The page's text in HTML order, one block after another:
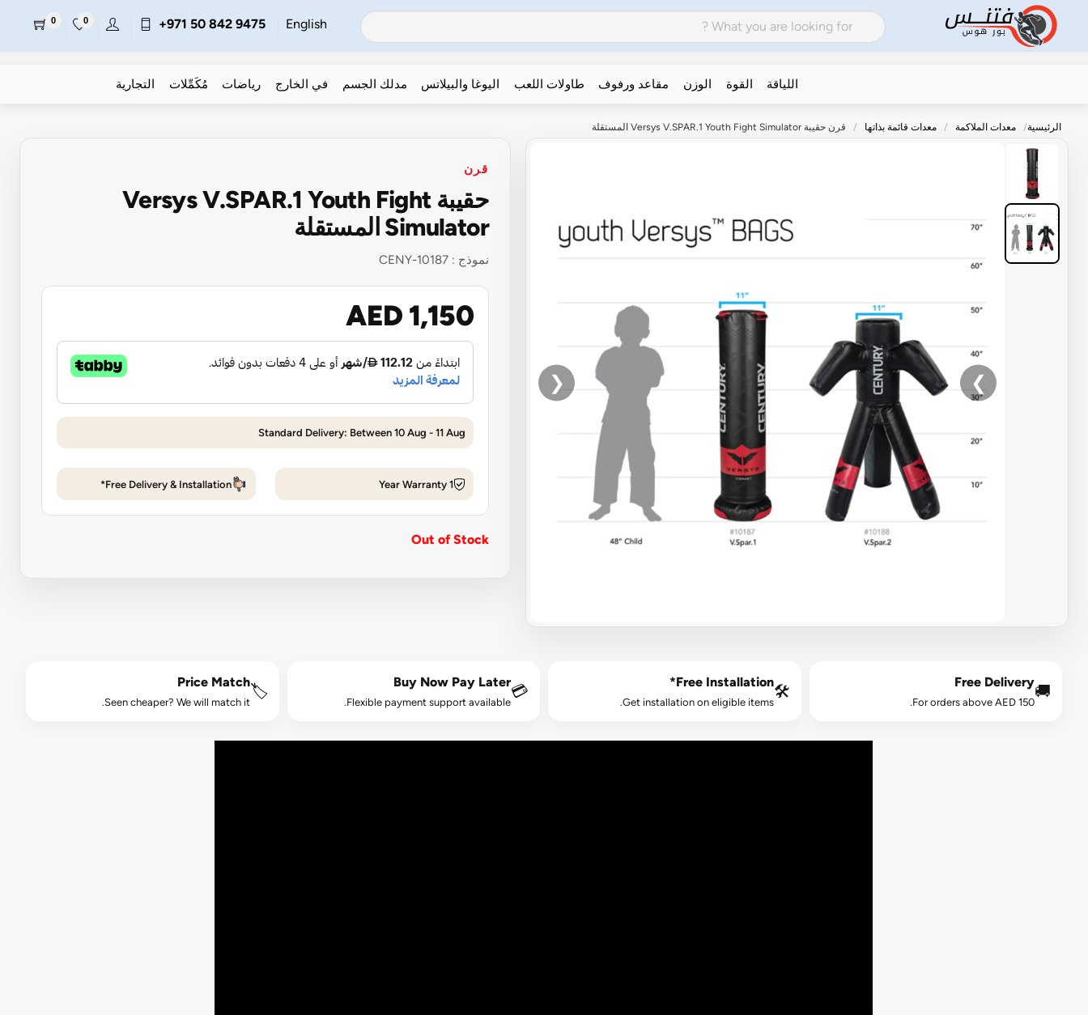
English
+971 50 842 9475
0
0
اللياقة القوة الوزن مقاعد ورفوف طاولات اللعب اليوغا والبيلاتس مدلك الجسم في الخارج رياضات مُكَمِّلات التجارية
الرئيسية معدات الملاكمة معدات قائمة بذاتها قرن حقيبة Versys V.SPAR.1 Youth Fight Simulator المستقلة
❮ ❯
قرن
حقيبة Versys V.SPAR.1 Youth Fight
Simulator المستقلة
نموذج : CENY-10187
AED 1,150
Standard Delivery: Between 10 Aug - 11 Aug
1 Year Warranty
Free Delivery & Installation*
Out of Stock
🚚
Free Delivery
For orders above AED 150.
🛠️
Free Installation*
Get installation on eligible items.
💳
Buy Now Pay Later
Flexible payment support available.
🏷️
Price Match
Seen cheaper? We will match it.